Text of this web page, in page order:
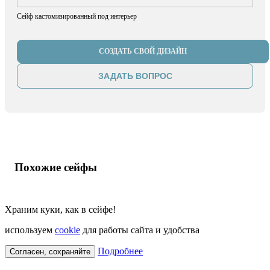
Сейф кастомизированный под интерьер
СОЗДАТЬ СВОЙ ДИЗАЙН
ЗАДАТЬ ВОПРОС
Похожие сейфы
Храним куки, как в сейфе!
используем cookie для работы сайта и удобства
Согласен, сохраняйте Подробнее